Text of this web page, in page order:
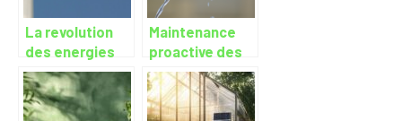
La revolution
des energies
renouvelables
dans nos foyers
et pour le
Maintenance
proactive des
infrastructures
d’eau potable :
une necessite